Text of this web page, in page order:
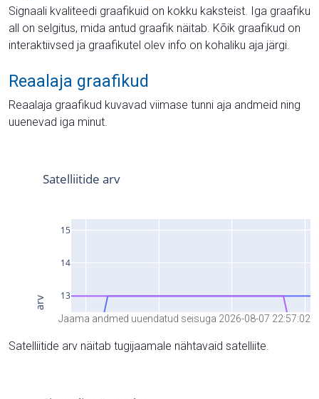
Signaali kvaliteedi graafikuid on kokku kaksteist. Iga graafiku
all on selgitus, mida antud graafik näitab. Kõik graafikud on
interaktiivsed ja graafikutel olev info on kohaliku aja järgi.
Reaalaja graafikud
Reaalaja graafikud kuvavad viimase tunni aja andmeid ning
uuenevad iga minut.
Jaama andmed uuendatud seisuga 2026-08-07 22:57:02
Satelliitide arv näitab tugijaamale nähtavaid satelliite.